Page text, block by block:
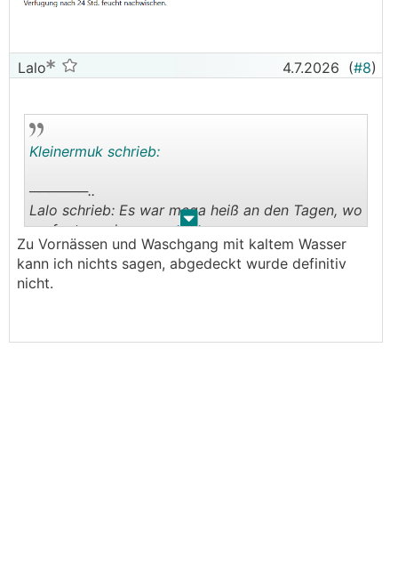
Lalo 4.7.2026 (#8)
. .
Kleinermuk schrieb:
──────..
Lalo schrieb: Es war mega heiß an den Tagen, wo
verfugt wurde...
───────────────
Cimsec gibt keine max. Verarbeitungstemperatur
sehr elegant. Sind wenigsten diese
Zu Vornässen und Waschgang mit kaltem Wasser
kann ich nichts sagen, abgedeckt wurde definitiv
nicht.